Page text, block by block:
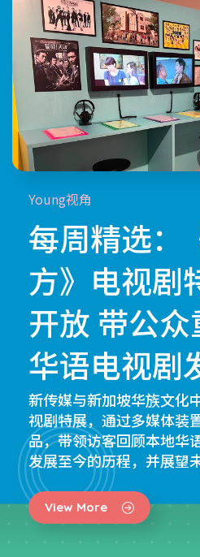
Young视角
每周精选：
方》电视剧
开放 带公
华语电视剧
新传媒与新加坡华族文化
视剧特展，通过多媒体装
品，带领访客回顾本地华
发展至今的历程，并展望
View More